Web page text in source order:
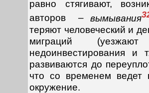
равно стягивают,
авторов –вымывания
теряют человеческий и
миграций
недоинвестирования и
развиваются до
что со временем
окружение.